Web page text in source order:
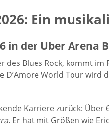
Ein
in der Uber Arena
des Blues Rock, kommt im
D’Amore World Tour
Karriere zurück:
. Er hat mit Größen wie